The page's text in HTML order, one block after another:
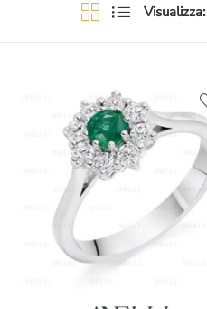
Visualizza: